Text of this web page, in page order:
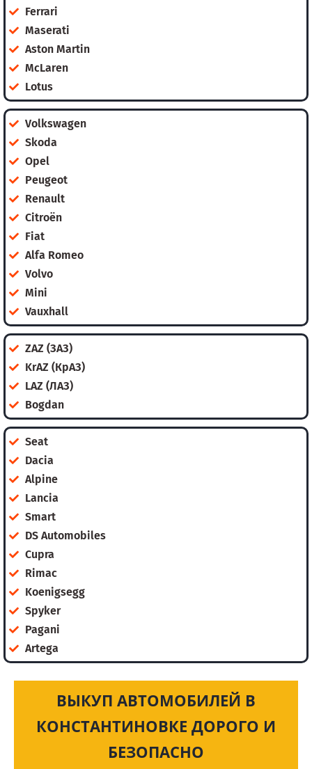
Ferrari
Maserati
Aston Martin
McLaren
Lotus
Volkswagen
Skoda
Opel
Peugeot
Renault
Citroën
Fiat
Alfa Romeo
Volvo
Mini
Vauxhall
ZAZ (ЗАЗ)
KrAZ (КрАЗ)
LAZ (ЛАЗ)
Bogdan
Seat
Dacia
Alpine
Lancia
Smart
DS Automobiles
Cupra
Rimac
Koenigsegg
Spyker
Pagani
Artega
ВЫКУП АВТОМОБИЛЕЙ В
КОНСТАНТИНОВКЕ ДОРОГО И
БЕЗОПАСНО